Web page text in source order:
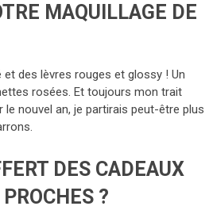
MAQUILLAGE DE
des lèvres rouges et glossy ! Un
rosées. Et toujours mon trait
le nouvel an, je partirais peut-être plus
DES CADEAUX
?